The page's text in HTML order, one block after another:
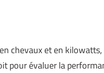
chevaux et en
pour évaluer la